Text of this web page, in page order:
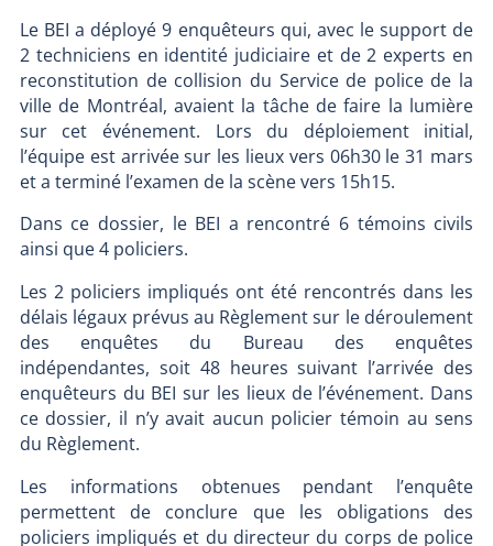
Le BEI a déployé 9 enquêteurs qui, avec le support de
2 techniciens en identité judiciaire et de 2 experts en
reconstitution de collision du Service de police de la
ville de Montréal, avaient la tâche de faire la lumière
sur cet événement. Lors du déploiement initial,
l’équipe est arrivée sur les lieux vers 06h30 le 31 mars
et a terminé l’examen de la scène vers 15h15.
Dans ce dossier, le BEI a rencontré 6 témoins civils
ainsi que 4 policiers.
Les 2 policiers impliqués ont été rencontrés dans les
délais légaux prévus au Règlement sur le déroulement
des enquêtes du Bureau des enquêtes
indépendantes, soit 48 heures suivant l’arrivée des
enquêteurs du BEI sur les lieux de l’événement. Dans
ce dossier, il n’y avait aucun policier témoin au sens
du Règlement.
Les informations obtenues pendant l’enquête
permettent de conclure que les obligations des
policiers impliqués et du directeur du corps de police